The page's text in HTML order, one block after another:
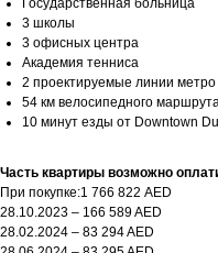
3 школы
3 офисных центра
Академия тенниса
2 проектируемые линии метро
54 км велосипедного маршрута
10 минут езды от Downtown
Часть квартиры возможно
При покупке:1 766 822 AED
28.10.2023 – 166 589 AED
28.02.2024 – 83 294 AED